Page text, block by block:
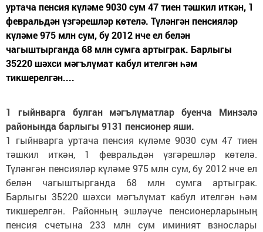
уртача пенсия күләме 9030 сум 47 тиен тәшкил иткән, 1
февральдән үзгәрешләр көтелә. Түләнгән пенсияләр
күләме 975 млн сум, бу 2012 нче ел белән
чагыштырганда 68 млн сумга артыграк. Барлыгы
35220 шәхси мәгълүмат кабул ителгән һәм
тикшерелгән....
1 гыйнварга булган мәгълүматлар буенча Минзәлә
районында барлыгы 9131 пенсионер яши.
1 гыйнварга уртача пенсия күләме 9030 сум 47 тиен
тәшкил иткән, 1 февральдән үзгәрешләр көтелә.
Түләнгән пенсияләр күләме 975 млн сум, бу 2012 нче ел
белән чагыштырганда 68 млн сумга артыграк.
Барлыгы 35220 шәхси мәгълүмат кабул ителгән һәм
тикшерелгән. Районның эшләүче пенсионерларының
пенсия счетына 233 млн сум иминият взнослары